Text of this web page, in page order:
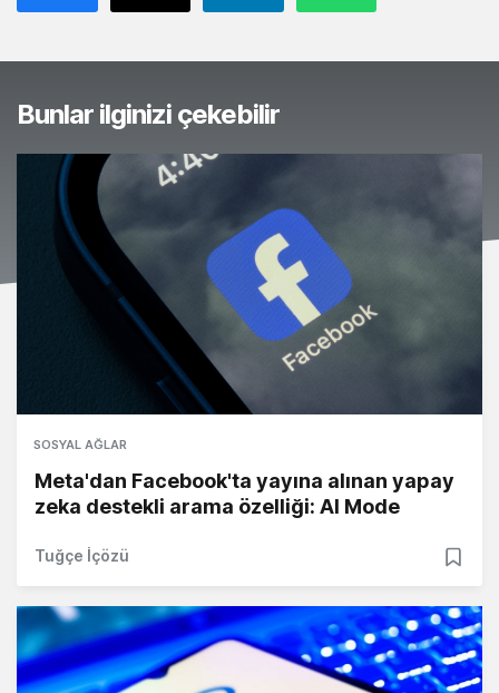
Bunlar ilginizi çekebilir
SOSYAL AĞLAR
Meta'dan Facebook'ta yayına alınan yapay
zeka destekli arama özelliği: AI Mode
Tuğçe İçözü